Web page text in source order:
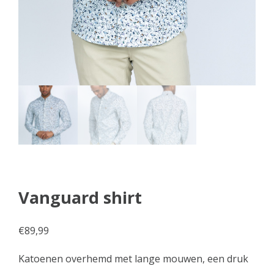
Vanguard shirt
€89,99
Katoenen overhemd met lange mouwen, een druk